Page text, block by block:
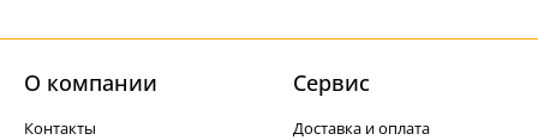
О компании
Контакты
Cервис
Доставка и оплата